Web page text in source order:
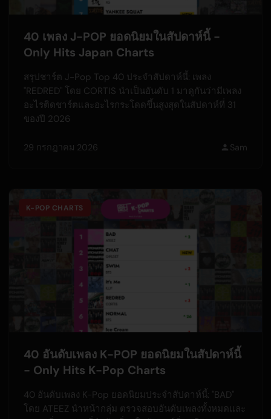
40 เพลง J-POP ยอดนิยมในสัปดาห์นี้ -
Only Hits Japan Charts
สรุปชาร์ต J-Pop Top 40 ประจำสัปดาห์นี้: เพลง
"REDRED" โดย CORTIS นำเป็นอันดับ 1 มาดูกันว่ามีเพลง
อะไรติดชาร์ตและอะไรกระโดดขึ้นสูงสุดในสัปดาห์ที่ 31
ของปี 2026
29 กรกฎาคม 2026 Sam
K-POP CHARTS
40 อันดับเพลง K-POP ยอดนิยมในสัปดาห์นี้
- Only Hits K-Pop Charts
40 อันดับเพลง K-Pop ยอดนิยมประจำสัปดาห์นี้: "BAD"
โดย ATEEZ นำหน้ากลุ่ม ตรวจสอบอันดับเพลงทั้งหมดและ